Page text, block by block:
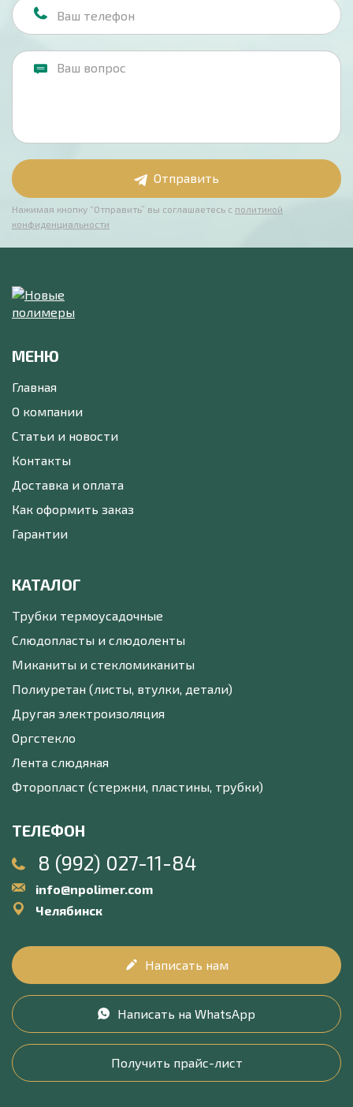
Отправить
Нажимая кнопку “Отправить” вы соглашаетесь с политикой
конфиденциальности
МЕНЮ
Главная
О компании
Статьи и новости
Контакты
Доставка и оплата
Как оформить заказ
Гарантии
КАТАЛОГ
Трубки термоусадочные
Слюдопласты и слюдоленты
Миканиты и стекломиканиты
Полиуретан (листы, втулки, детали)
Другая электроизоляция
Оргстекло
Лента слюдяная
Фторопласт (стержни, пластины, трубки)
ТЕЛЕФОН
8 (992) 027-11-84
info@npolimer.com
Челябинск
Написать нам
Написать на WhatsApp
Получить прайс-лист